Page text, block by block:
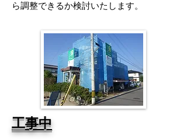
ら調整できるか検討いたします。
工事中